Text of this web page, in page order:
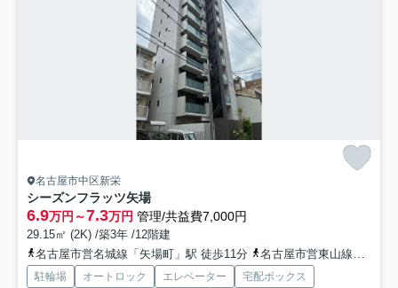
名古屋市中区新栄
シーズンフラッツ矢場
6.9万円～7.3万円 管理/共益費7,000円
29.15㎡ (2K) /築3年 /12階建
名古屋市営名城線「矢場町」駅 徒歩11分
名古屋市営東山線「新栄町」駅 徒歩12分
駐輪場 オートロック エレベーター
宅配ボックス